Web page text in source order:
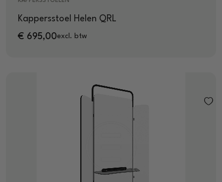
Kappersstoel Helen QRL
€ 695,00excl. btw